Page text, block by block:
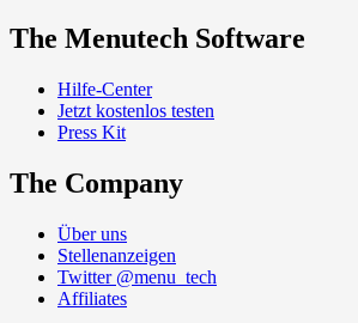
The Menutech Software
Hilfe-Center
Jetzt kostenlos testen
Press Kit
The Company
Über uns
Stellenanzeigen
Twitter @menu_tech
Affiliates